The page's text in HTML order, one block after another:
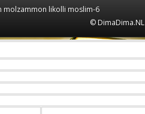
molzammon likolli moslim-6
© DimaDima.NL